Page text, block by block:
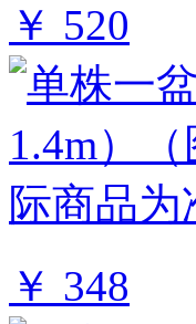
￥ 520
￥ 348